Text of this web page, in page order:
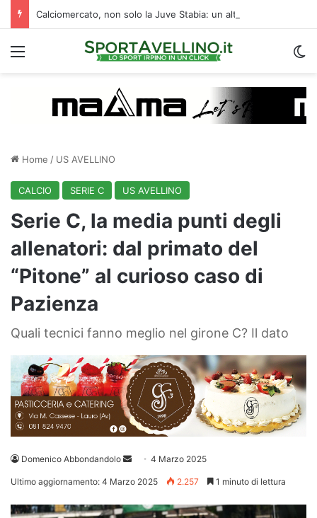
Menu
Home / US AVELLINO
CALCIO SERIE C US AVELLINO
Serie C, la media punti degli
allenatori: dal primato del
“Pitone” al curioso caso di
Pazienza
Quali tecnici fanno meglio nel girone C? Il dato
Domenico Abbondandolo
Invia 4 Marzo 2025
Ultimo aggiornamento: 4 Marzo 2025 2.257 1 minuto di lettura